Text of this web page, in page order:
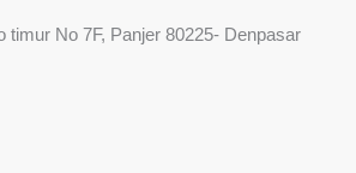
timur No 7F, Panjer 80225- Denpasar